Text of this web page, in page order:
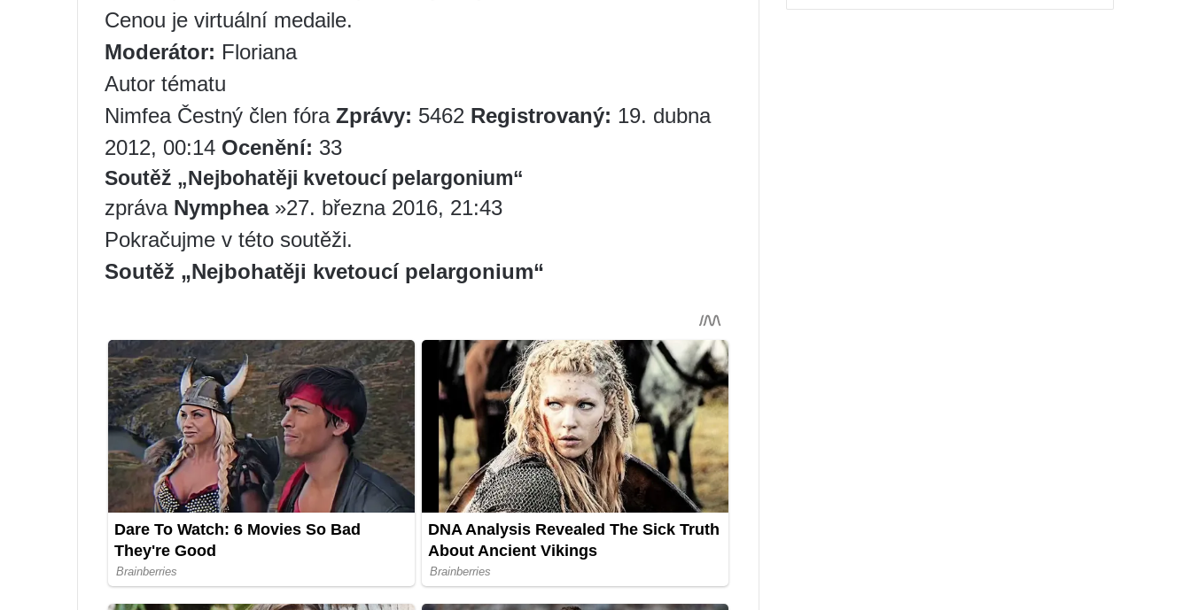
Cenou je virtuální medaile.
Moderátor: Floriana
Autor tématu
Nimfea Čestný člen fóra Zprávy: 5462 Registrovaný: 19. dubna
2012, 00:14 Ocenění: 33
Soutěž „Nejbohatěji kvetoucí pelargonium“
zpráva Nymphea»27. března 2016, 21:43
Pokračujme v této soutěži.
Soutěž „Nejbohatěji kvetoucí pelargonium“